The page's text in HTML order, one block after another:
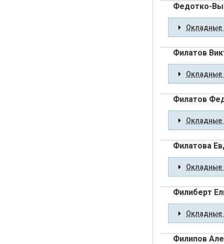
Федотко-
Окладные
Филатов
Окладные
Филатов
Окладные
Филатова
Окладные
Филиберт
Окладные
Филипов